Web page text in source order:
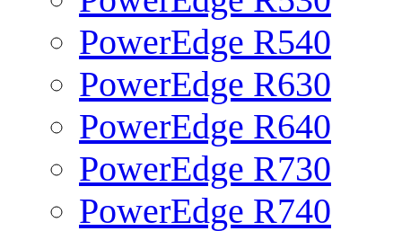
PowerEdge R540
PowerEdge R630
PowerEdge R640
PowerEdge R730
PowerEdge R740